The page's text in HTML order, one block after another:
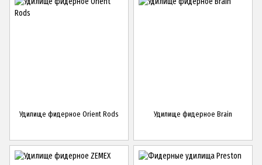
Удилище фидерное Orient Rods Удилище фидерное Brain